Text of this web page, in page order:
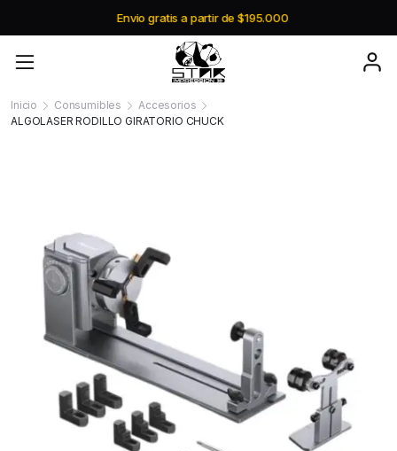
Envio gratis a partir de $195.000
Inicio Consumibles
Accesorios
ALGOLASER RODILLO GIRATORIO CHUCK